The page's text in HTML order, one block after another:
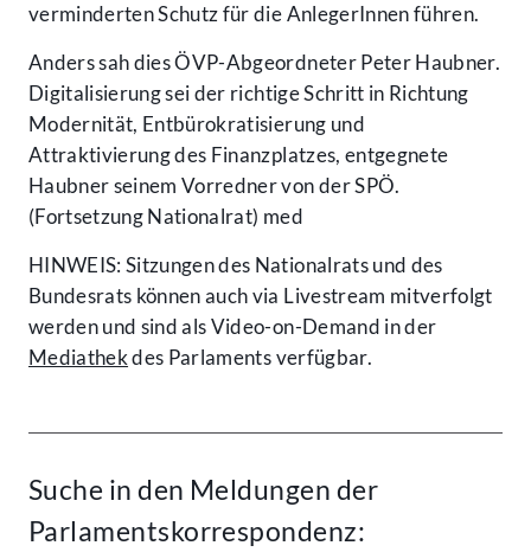
verminderten Schutz für die AnlegerInnen führen.
Anders sah dies ÖVP-Abgeordneter Peter Haubner.
Digitalisierung sei der richtige Schritt in Richtung
Modernität, Entbürokratisierung und
Attraktivierung des Finanzplatzes, entgegnete
Haubner seinem Vorredner von der SPÖ.
(Fortsetzung Nationalrat) med
HINWEIS: Sitzungen des Nationalrats und des
Bundesrats können auch via Livestream mitverfolgt
werden und sind als Video-on-Demand in der
Mediathekdes Parlaments verfügbar.
Suche in den Meldungen der
Parlamentskorrespondenz: